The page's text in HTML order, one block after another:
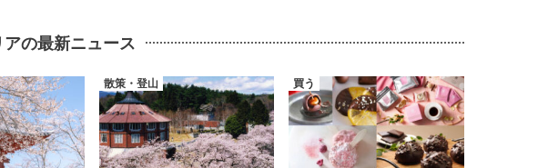
アの最新ニュース
散策・登山 買う